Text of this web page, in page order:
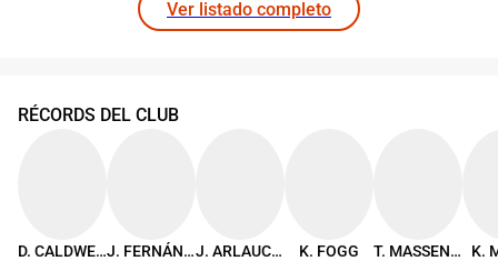
Ver listado completo
RÉCORDS DEL CLUB
D. CALDWELL J. FERNÁNDEZ J. ARLAUCKAS K. FOGG T. MASSENBURG K.